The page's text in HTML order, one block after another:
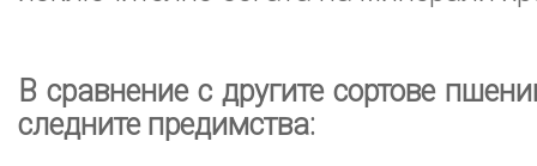
В сравнение с другите сортове
следните предимства: